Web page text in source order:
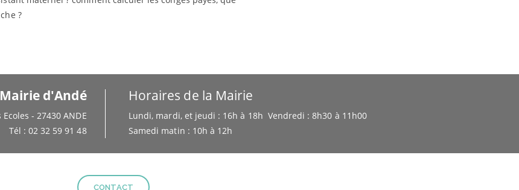
?
Mairie d'Andé
Ecoles - 27430 ANDE
Tél : 02 32 59 91 48
Horaires de la Mairie
Lundi, mardi, et jeudi : 16h à 18h Vendredi : 8h30 à 11h00
Samedi matin : 10h à 12h
CONTACT